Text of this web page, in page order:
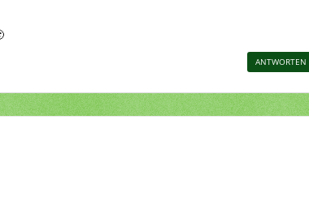
ANTWORTEN